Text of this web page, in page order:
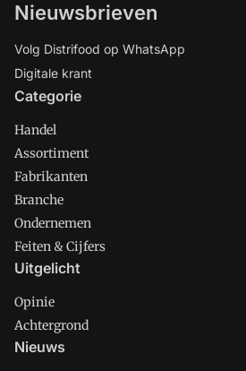
Nieuwsbrieven
Volg Distrifood op WhatsApp
Digitale krant
Categorie
Handel
Assortiment
Fabrikanten
Branche
Ondernemen
Feiten & Cijfers
Uitgelicht
Opinie
Achtergrond
Nieuws